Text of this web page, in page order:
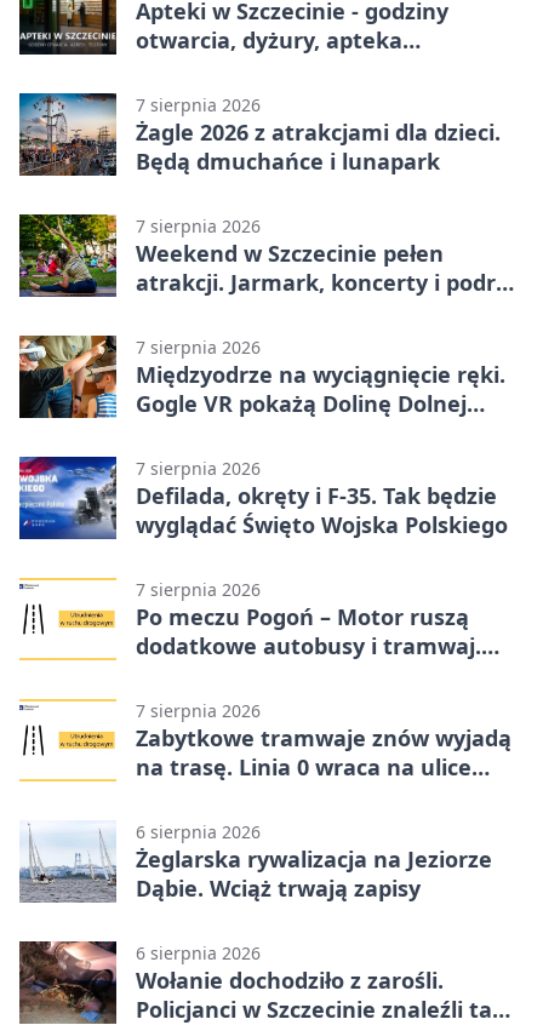
Apteki w Szczecinie - godziny
otwarcia, dyżury, apteka
7 sierpnia 2026
Żagle 2026 z atrakcjami dla dzieci.
Będą dmuchańce i lunapark
7 sierpnia 2026
Weekend w Szczecinie pełen
atrakcji. Jarmark, koncerty i podróż
7 sierpnia 2026
Międzyodrze na wyciągnięcie ręki.
Gogle VR pokażą Dolinę Dolnej
7 sierpnia 2026
Defilada, okręty i F-35. Tak będzie
wyglądać Święto Wojska Polskiego
7 sierpnia 2026
Po meczu Pogoń – Motor ruszą
dodatkowe autobusy i tramwaj.
7 sierpnia 2026
Zabytkowe tramwaje znów wyjadą
na trasę. Linia 0 wraca na ulice
6 sierpnia 2026
Żeglarska rywalizacja na Jeziorze
Dąbie. Wciąż trwają zapisy
6 sierpnia 2026
Wołanie dochodziło z zarośli.
Policjanci w Szczecinie znaleźli tam